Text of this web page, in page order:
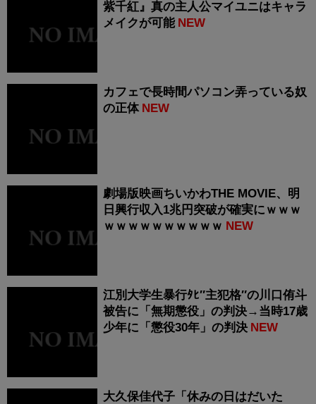
紫千紅』真の主人公マイユニはキャラ
メイクが可能 NEW
カフェで長時間パソコン弄っている奴
の正体 NEW
劇場版映画ちいかわTHE MOVIE、明
日興行収入1兆円突破が確実にｗｗｗ
ｗｗｗｗｗｗｗｗｗｗ NEW
江別大学生暴行ﾀﾋ″主犯格″の川口侑斗
被告に「無期懲役」の判決→当時17歳
少年に「懲役30年」の判決 NEW
大久保佳代子「休みの日はだいた